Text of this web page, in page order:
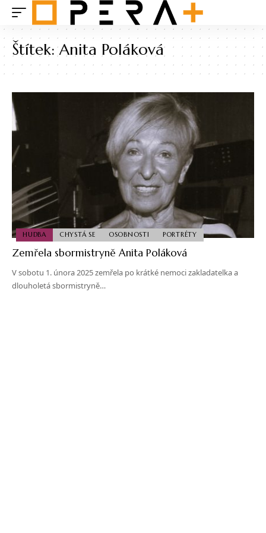
Štítek:Anita Poláková
HUDBA CHYSTÁ SE OSOBNOSTI PORTRÉTY
Zemřela sbormistryně Anita Poláková
V sobotu 1. února 2025 zemřela po krátké nemoci zakladatelka a
dlouholetá sbormistryně…